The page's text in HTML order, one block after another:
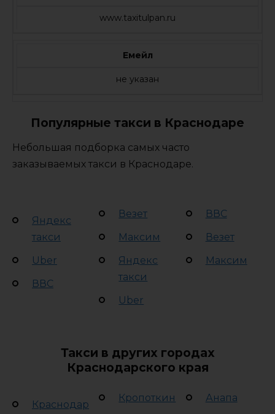
www.taxitulpan.ru
Емейл
не указан
Популярные такси в Краснодаре
Небольшая подборка самых часто
заказываемых такси в Краснодаре.
Яндекс
такси
Uber
ВВС
Везет
Максим
Яндекс
такси
Uber
ВВС
Везет
Максим
Такси в других городах
Краснодарского края
Краснодар
Кропоткин Анапа